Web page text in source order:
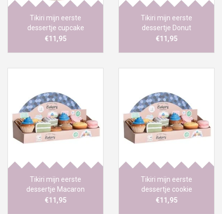
Tikiri mijn eerste
dessertje cupcake
€11,95
Tikiri mijn eerste
dessertje Donut
€11,95
Tikiri mijn eerste
dessertje Macaron
€11,95
Tikiri mijn eerste
dessertje cookie
€11,95